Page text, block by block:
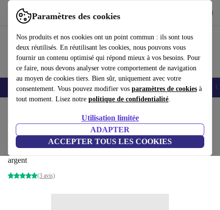
Paramètres des cookies
Nos produits et nos cookies ont un point commun : ils sont tous
deux réutilisés. En réutilisant les cookies, nous pouvons vous
fournir un contenu optimisé qui répond mieux à vos besoins. Pour
ce faire, nous devons analyser votre comportement de navigation
au moyen de cookies tiers. Bien sûr, uniquement avec votre
consentement. Vous pouvez modifier vos paramètres de cookies à
tout moment. Lisez notre politique de confidentialité.
Utilisation limitée
ADAPTER
ACCEPTER TOUS LES COOKIES
Utilisez refurbed rapidement et facilement
Smartphones Laptops Tablettes Montres connectées Accessoires
Vorwerk Bol de mixage complet pour
Thermomix® TM6
argent
(3 avis)